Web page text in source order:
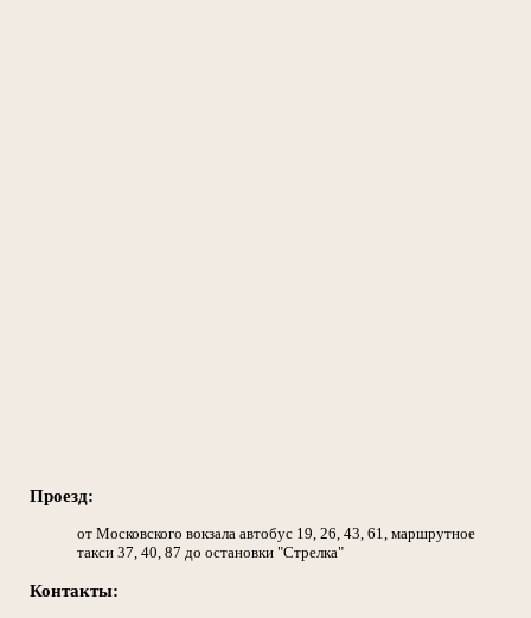
Проезд:
от Московского вокзала автобус 19, 26, 43, 61, маршрутное
такси 37, 40, 87 до остановки "Стрелка"
Контакты: